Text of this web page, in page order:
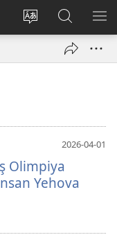
Saytın
Daxil
JW.ORG-
da
axtarın
2026-04-01
Olimpiya
Yehova